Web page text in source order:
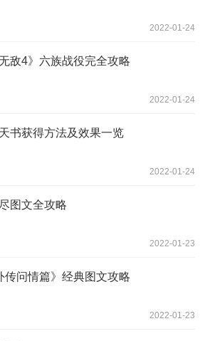
2022-01-24
敌4》六族战役完全攻略
2022-01-24
书获得方法及效果一览
2022-01-24
图文全攻略
2022-01-23
传问情篇》经典图文攻略
2022-01-23